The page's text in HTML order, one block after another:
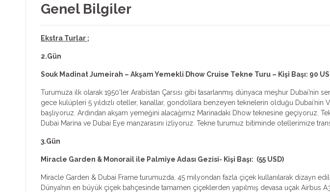
gezisi ve farklı şehir hayatı deneyimi özellikleri ile ön plana
çıkar.
Genel Bilgiler
Ekstra Turlar ;
2.Gün
Souk Madinat Jumeirah – Akşam Yemekli Dhow Cruise Tekne Turu – Kişi Başı: 90
Turumuza ilk olarak 1950’ler Arabistan Çarsısı gibi tasarlanmış dünyaca meşhur
gece kulüpleri 5 yıldızlı oteller, kanallar, gondollara benzeyen teknelerin olduğu Dubai’nin
başlıyoruz. Ardından akşam yemeğini alacağımız Marinadaki Dhow teknesine geçiyoruz.
Dubai Marina ve Dubai Eye manzarasını izliyoruz. Tekne turumuz bitiminde otellerimize
3.Gün
Miracle Garden & Monorail ile Palmiye Adası Gezisi- Kişi Başı: (55 USD)
Miracle Garden & Dubai Frame turumuzda, 45 milyondan fazla çiçek kullanılarak dizayn
Dünya’nın en büyük çiçek bahçesinde tamamen çiçeklerden yapılmış devasa uçak